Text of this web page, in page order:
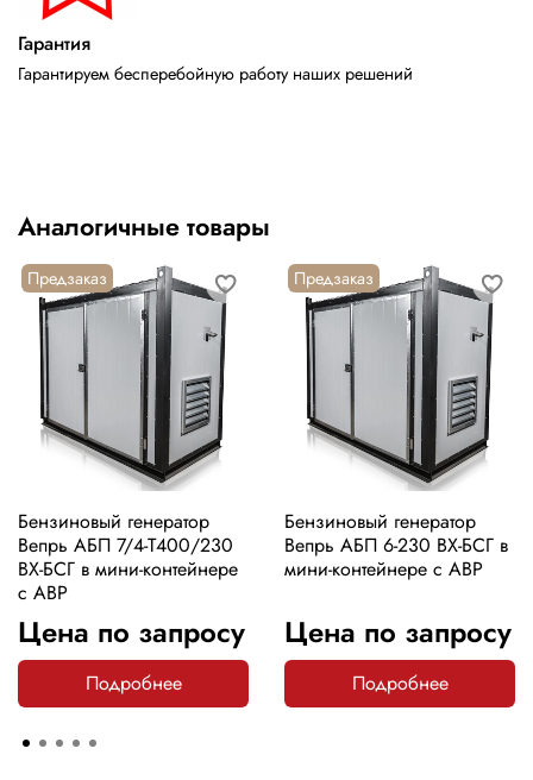
Гарантия
Гарантируем бесперебойную работу наших решений
Аналогичные товары
Предзаказ
Бензиновый генератор
Вепрь АБП 7/4-Т400/230
ВХ-БСГ в мини-контейнере
с АВР
Цена по запросу
Подробнее
Предзаказ
Бензиновый генератор
Вепрь АБП 6-230 ВХ-БСГ в
мини-контейнере с АВР
Цена по запросу
Подробнее